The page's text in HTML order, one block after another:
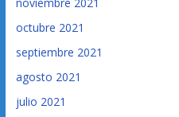
octubre 2021
septiembre 2021
agosto 2021
julio 2021